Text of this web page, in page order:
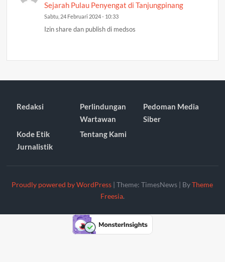
Sejarah Pulau Penyengat di Tanjungpinang
Sabtu, 24 Februari 2024 - 10:33
Izin share dan publish di medsos
Redaksi
Perlindungan
Wartawan
Pedoman Media
Siber
Kode Etik
Jurnalistik
Tentang Kami
Proudly powered by WordPress |Theme: TimesNews | ByTheme
Freesia.